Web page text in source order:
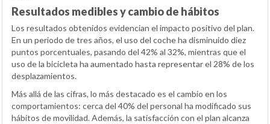
Resultados medibles y cambio de hábitos
Los resultados obtenidos evidencian el impacto positivo del plan.
En un periodo de tres años, el uso del coche ha disminuido diez
puntos porcentuales, pasando del 42% al 32%, mientras que el
uso de la bicicleta ha aumentado hasta representar el 28% de los
desplazamientos.
Más allá de las cifras, lo más destacado es el cambio en los
comportamientos: cerca del 40% del personal ha modificado sus
hábitos de movilidad. Además, la satisfacción con el plan alcanza